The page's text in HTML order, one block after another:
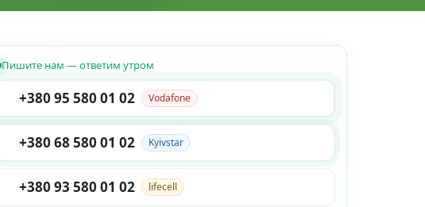
Пишите нам — ответим утром
+380 95 580 01 02 Vodafone
+380 68 580 01 02 Kyivstar
+380 93 580 01 02 lifecell